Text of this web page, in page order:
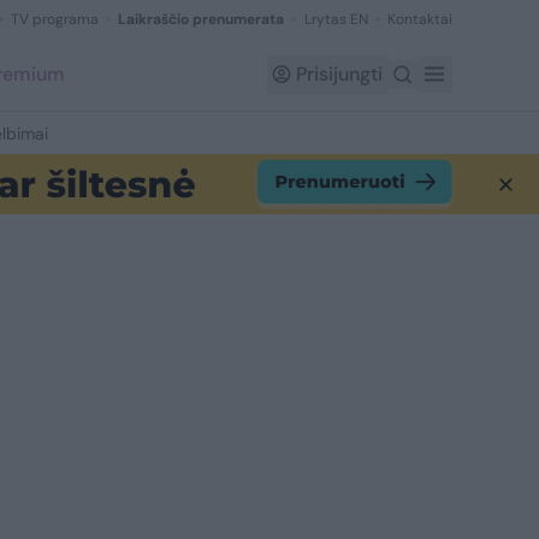
TV programa Laikraščio prenumerata Lrytas EN Kontaktai
Prisijungti